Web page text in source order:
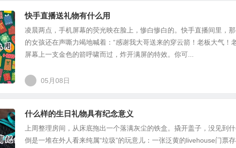
快手直播送礼物有什么用
凌晨两点，手机屏幕的荧光映在脸上，惨白惨白的。快手直播间里，
的女孩还在声嘶力竭地喊着：“感谢我大哥送来的穿云箭！老板大气！
屏幕上一支金色的箭呼啸而过，炸开满屏的特效。你可...
05月08日
什么样的生日礼物具有纪念意义
上周整理房间，从床底拖出一个落满灰尘的铁盒。撬开盖子，没见到什
倒是一堆在外人看来纯属“垃圾”的玩意儿：一张泛黄的livehouse门票